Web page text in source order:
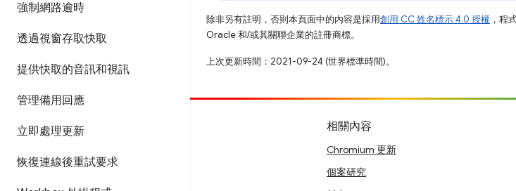
強制網路逾時
透過視窗存取快取
提供快取的音訊和視訊
管理備用回應
立即處理更新
恢復連線後重試要求
除非另有註明，否則本頁面中的內容是採用創用 CC 姓名標示 4.0 授權 ，程
Oracle 和/或其關聯企業的註冊商標。
上次更新時間：2021-09-24 (世界標準時間)。
提供相片
查看已知問題
相關內容
Chromium 更新
個案研究